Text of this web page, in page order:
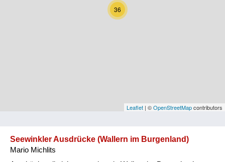
Oberösterreich
Vorarlberg
36
Leaflet | ©OpenStreetMapcontributors
Seewinkler Ausdrücke (Wallern im Burgenland)
Mario Michlits